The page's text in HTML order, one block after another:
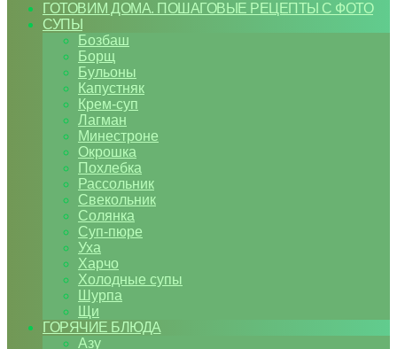
ГОТОВИМ ДОМА. ПОШАГОВЫЕ РЕЦЕПТЫ С ФОТО
СУПЫ
Бозбаш
Борщ
Бульоны
Капустняк
Крем-суп
Лагман
Минестроне
Окрошка
Похлебка
Рассольник
Свекольник
Солянка
Суп-пюре
Уха
Харчо
Холодные супы
Шурпа
Щи
ГОРЯЧИЕ БЛЮДА
Азу